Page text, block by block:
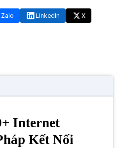
Zalo LinkedIn
X
Internet
Kết Nối